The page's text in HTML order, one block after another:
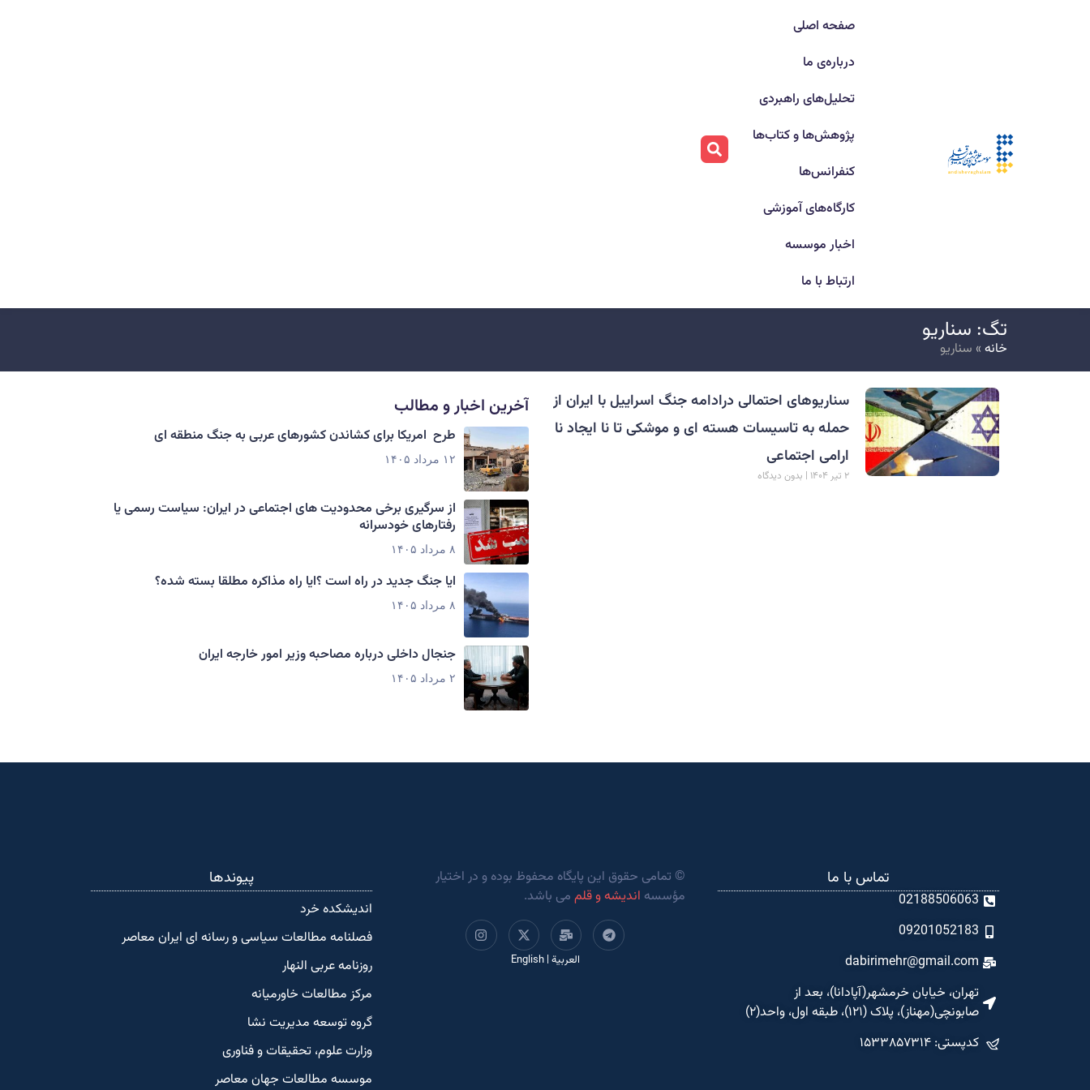
صفحه اصلی
درباره‌ی ما
تحلیل‌های راهبردی
پژوهش‌ها و کتاب‌ها
کنفرانس‌ها
کارگاه‌های آموزشی
اخبار موسسه
ارتباط با ما
تگ: سناریو
خانه » سناریو
سناریوهای احتمالی درادامه جنگ اسراییل با ایران از
حمله به تاسیسات هسته ای و موشکی تا نا ایجاد نا
ارامی اجتماعی
۲ تیر ۱۴۰۴ بدون دیدگاه
آخرین اخبار و مطالب
طرح امریکا برای کشاندن کشورهای عربی به جنگ منطقه ای
۱۲ مرداد ۱۴۰۵
از سرگیری برخی محدودیت های اجتماعی در ایران: سیاست رسمی یا
رفتارهای خودسرانه
۸ مرداد ۱۴۰۵
ایا جنگ جدید در راه است ؟ایا راه مذاکره مطلقا بسته شده؟
۸ مرداد ۱۴۰۵
جنجال داخلی درباره مصاحبه وزیر امور خارجه ایران
۲ مرداد ۱۴۰۵
تماس با ما
02188506063
09201052183
dabirimehr@gmail.com
تهران، خیابان خرمشهر(آپادانا)، بعد از
صابونچی(مهناز)، پلاک (۱۲۱)، طبقه اول، واحد(۲)
کدپستی: ۱۵۳۳۸۵۷۳۱۴
© تمامی حقوق این پایگاه محفوظ بوده و در اختیار
مؤسسه اندیشه و قلممی باشد.
العربية |
English
پیوندها
اندیشکده‌ خرد
فصلنامه مطالعات سیاسی و رسانه ای ایران معاصر
روزنامه عربی النهار
مرکز مطالعات خاورمیانه
گروه توسعه مدیریت نشا
وزارت علوم، تحقیقات و فناوری
موسسه مطالعات جهان معاصر